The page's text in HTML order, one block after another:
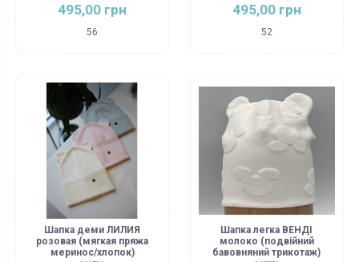
495,00 грн
56
495,00 грн
52
Шапка деми ЛИЛИЯ
розовая (мягкая пряжа
меринос/хлопок)
Шапка легка ВЕНДІ
молоко (подвійний
бавовняний трикотаж)